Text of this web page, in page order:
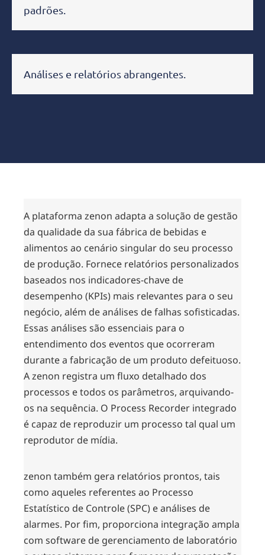
padrões.
Análises e relatórios abrangentes.
A plataforma zenon adapta a solução de gestão
da qualidade da sua fábrica de bebidas e
alimentos ao cenário singular do seu processo
de produção. Fornece relatórios personalizados
baseados nos indicadores-chave de
desempenho (KPIs) mais relevantes para o seu
negócio, além de análises de falhas sofisticadas.
Essas análises são essenciais para o
entendimento dos eventos que ocorreram
durante a fabricação de um produto defeituoso.
A zenon registra um fluxo detalhado dos
processos e todos os parâmetros, arquivando-
os na sequência. O Process Recorder integrado
é capaz de reproduzir um processo tal qual um
reprodutor de mídia.
zenon também gera relatórios prontos, tais
como aqueles referentes ao Processo
Estatístico de Controle(SPC) e análises de
alarmes. Por fim, proporciona integração ampla
com software de gerenciamento de laboratório